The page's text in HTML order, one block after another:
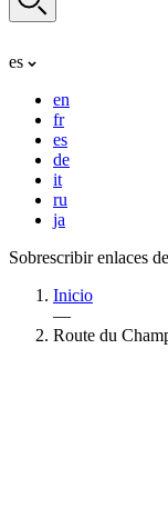
es
en
fr
es
de
it
ru
ja
Sobrescribir enlaces
Inicio
—
Route du